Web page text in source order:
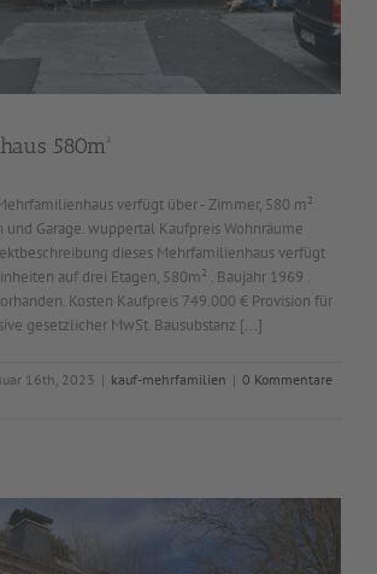
580m²
verfügt über - Zimmer, 580 m²
und Garage. wuppertal Kaufpreis Wohnräume
dieses Mehrfamilienhaus verfügt
auf drei Etagen, 580m² . Baujahr 1969 .
Kosten Kaufpreis 749.000 € Provision für
gesetzlicher MwSt. Bausubstanz [...]
16th, 2023 | kauf-mehrfamilien | 0 Kommentare